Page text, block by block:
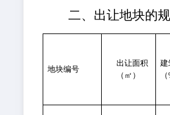
二、 出让地块的
地块编号
出让面积
（㎡）
建